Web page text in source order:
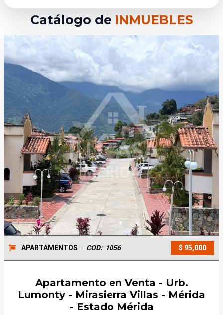
Catálogo de INMUEBLES
APARTAMENTOS - COD: 1056 $ 95,000
Apartamento en Venta - Urb.
Lumonty - Mirasierra Villas - Mérida
- Estado Mérida